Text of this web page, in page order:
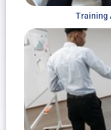
Training